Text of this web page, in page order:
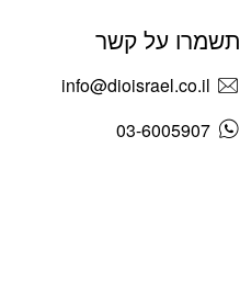
תשמרו על קשר
info@dioisrael.co.il
03-6005907